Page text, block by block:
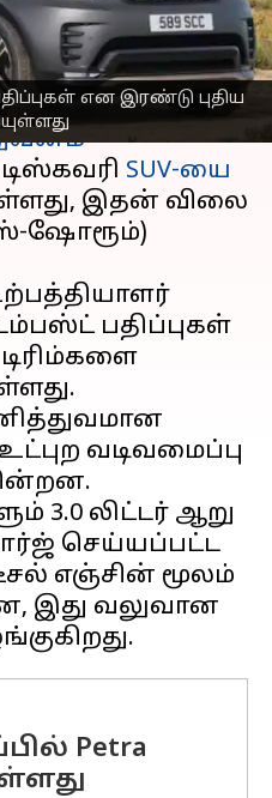
என இரண்டு புதிய
14, 2025 05:00 pm
SUV-யை
இதன் விலை
ஷோரூம்)
பதிப்புகள்
வடிவமைப்பு
3.0 லிட்டர் ஆறு
செய்யப்பட்ட
எஞ்சின் மூலம்
இது வலுவான
Petra